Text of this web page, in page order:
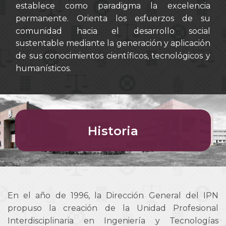
establece como paradigma la excelencia
permanente. Orienta los esfuerzos de su
comunidad hacia el desarrollo social
sustentable mediante la generación y aplicación
de sus conocimientos científicos, tecnológicos y
humanísticos.
Historia
En el año de 1996, la Dirección General del IPN
propuso la creación de la Unidad Profesional
Interdisciplinaria en Ingeniería y Tecnologías